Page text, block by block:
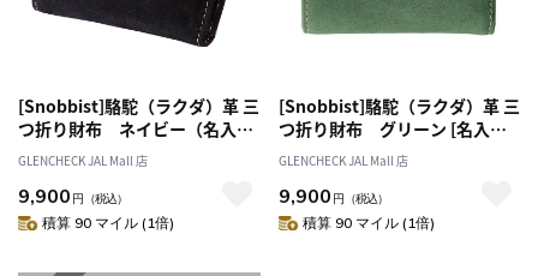
[Snobbist]駱駝（ラクダ）革 三
つ折り財布 ネイビー（名入れ
不可）
GLENCHECK JAL Mall 店
9,900 円 （税込）
積算 90 マイル (1倍)
[Snobbist]駱駝（ラクダ）革 三
つ折り財布 グリーン [名入れ
無料]
GLENCHECK JAL Mall 店
9,900 円 （税込）
積算 90 マイル (1倍)